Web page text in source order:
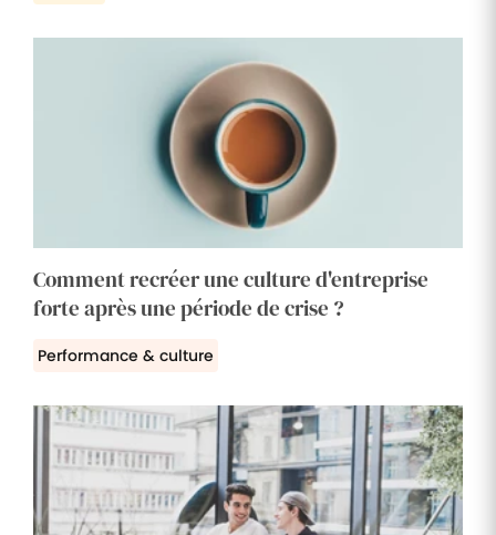
Comment recréer une culture d'entreprise
forte après une période de crise ?
Performance & culture